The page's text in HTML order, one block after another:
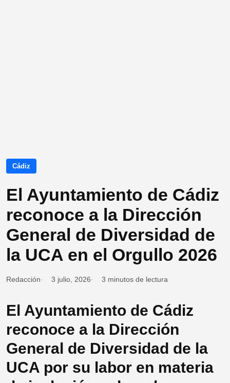
Cádiz
El Ayuntamiento de Cádiz
reconoce a la Dirección
General de Diversidad de
la UCA en el Orgullo 2026
Redacción 3 julio, 2026 3 minutos de lectura
El Ayuntamiento de Cádiz
reconoce a la Dirección
General de Diversidad de la
UCA por su labor en materia